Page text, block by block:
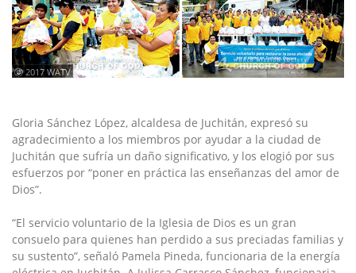
ⓒ 2017 WATV
Gloria Sánchez López, alcaldesa de Juchitán, expresó su
agradecimiento a los miembros por ayudar a la ciudad de
Juchitán que sufría un daño significativo, y los elogió por sus
esfuerzos por “poner en práctica las enseñanzas del amor de
Dios”.
“El servicio voluntario de la Iglesia de Dios es un gran
consuelo para quienes han perdido a sus preciadas familias y
su sustento”, señaló Pamela Pineda, funcionaria de la energía